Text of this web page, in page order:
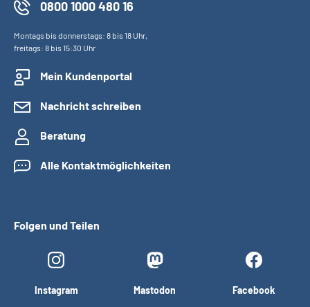
0800 1000 480 16
Montags bis donnerstags: 8 bis 18 Uhr,
freitags: 8 bis 15:30 Uhr
Mein Kundenportal
Nachricht schreiben
Beratung
Alle Kontaktmöglichkeiten
Folgen und Teilen
Instagram Mastodon Facebook